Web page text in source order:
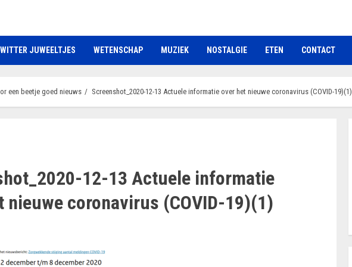
JUWEELTJES WETENSCHAP MUZIEK NOSTALGIE ETEN CONTACT
een beetje goed nieuws Screenshot_2020-12-13 Actuele informatie over het nieuwe coronavirus (COVID-19)(1)
12-13 Actuele informatie
nieuwe coronavirus (COVID-19)(1)